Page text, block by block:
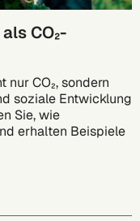
CO₂-
CO₂, sondern
soziale Entwicklung
Sie, wie
erhalten Beispiele